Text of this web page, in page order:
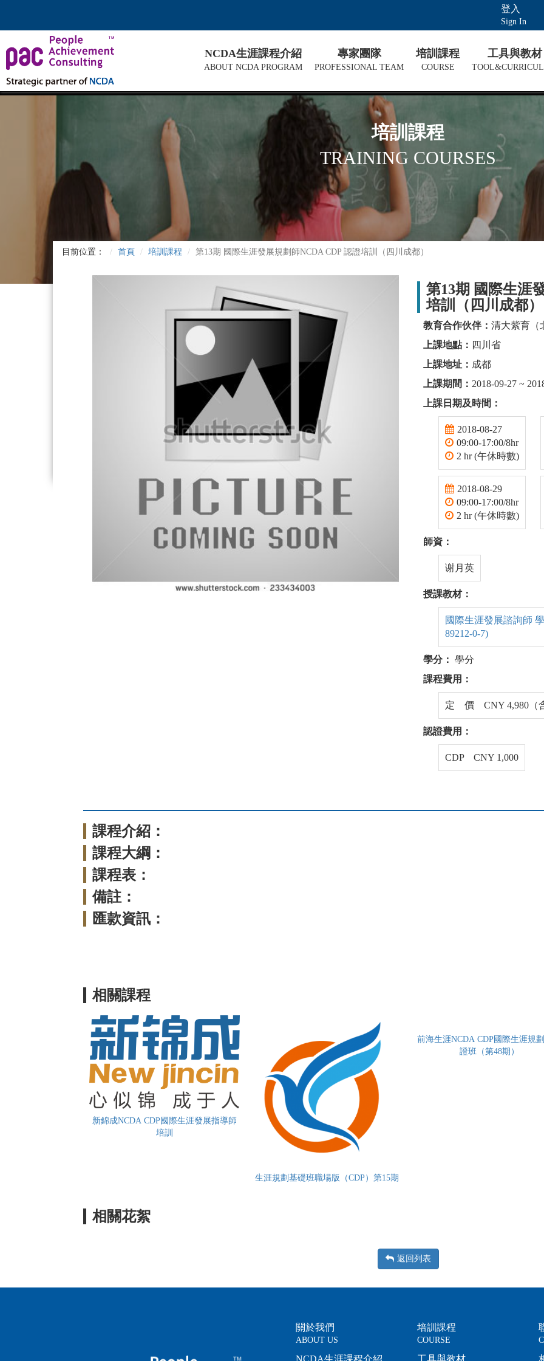
登入
Sign In
NCDA生涯課程介紹
ABOUT NCDA PROGRAM
專家團隊
PROFESSIONAL TEAM
培訓課程
COURSE
工具與教材
培訓課程
TRAINING COURSES
目前位置： 首頁 培訓課程 第13期 國際生涯發展規劃師NCDA CDP 認證培訓（四川成都）
第13期 國際生涯
培訓（四川成都）
教育合作伙伴： 清大紫育（
上課地點： 四川省
上課地址： 成都
上課期間： 2018-09-27 ~
上課日期及時間：
2018-08-27
09:00-17:00/8hr
2 hr (午休時數)
2018-08-29
09:00-17:00/8hr
2 hr (午休時數)
師資：
谢月英
授課教材：
國際生涯發展諮詢師
89212-0-7)
學分： 學分
課程費用：
定 價 CNY 4,980（
認證費用：
CDP CNY 1,000
課程介紹：
課程大綱：
課程表：
備註：
匯款資訊：
相關課程
新錦成NCDA CDP國際生涯發展指導師
培訓
生涯規劃基礎班職場版（CDP）第15期
前海生涯NCDA CDP國際生涯規
證班（第48期）
相關花絮
返回列表
關於我們
ABOUT US
NCDA生涯課程介紹
培訓課程
COURSE
工具與教材